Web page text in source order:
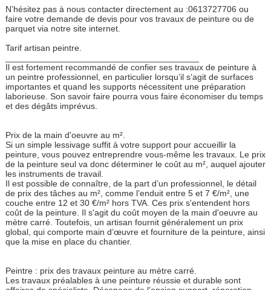
N’hésitez pas à nous contacter directement au :0613727706 ou
faire votre demande de devis pour vos travaux de peinture ou de
parquet via notre site internet.
Tarif artisan peintre.
Il est fortement recommandé de confier ses travaux de peinture à
un peintre professionnel, en particulier lorsqu’il s’agit de surfaces
importantes et quand les supports nécessitent une préparation
laborieuse. Son savoir faire pourra vous faire économiser du temps
et des dégâts imprévus.
Prix de la main d'oeuvre au m².
Si un simple lessivage suffit à votre support pour accueillir la
peinture, vous pouvez entreprendre vous-même les travaux. Le prix
de la peinture seul va donc déterminer le coût au m², auquel ajouter
les instruments de travail.
Il est possible de connaître, de la part d’un professionnel, le détail
de prix des tâches au m², comme l’enduit entre 5 et 7 €/m², une
couche entre 12 et 30 €/m² hors TVA. Ces prix s'entendent hors
coût de la peinture. Il s'agit du coût moyen de la main d'oeuvre au
mètre carré. Toutefois, un artisan fournit généralement un prix
global, qui comporte main d’œuvre et fourniture de la peinture, ainsi
que la mise en place du chantier.
Peintre : prix des travaux peinture au mètre carré.
Les travaux préalables à une peinture réussie et durable sont